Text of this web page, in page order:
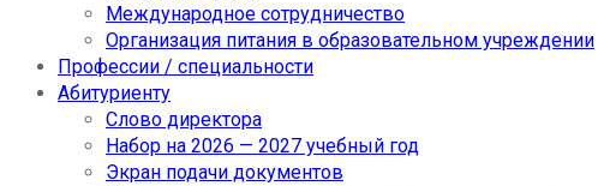
Международное сотрудничество
Организация питания в образовательном учреждении
Профессии / специальности
Абитуриенту
Слово директора
Набор на 2026 — 2027 учебный год
Экран подачи документов